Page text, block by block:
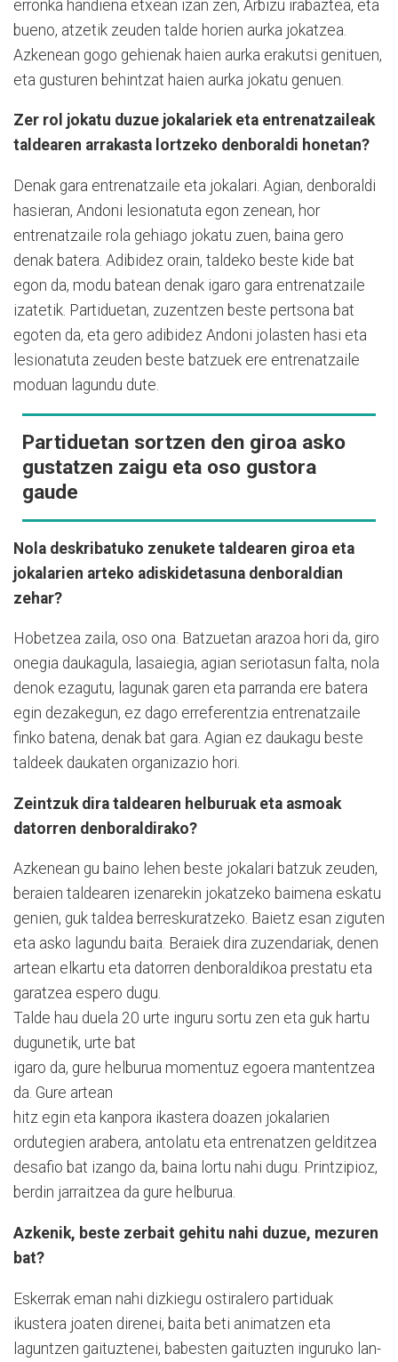
erronka handiena etxean izan zen, Arbizu irabaztea, eta
bueno, atzetik zeuden talde horien aurka jokatzea.
Azkenean gogo gehienak haien aurka erakutsi genituen,
eta gusturen behintzat haien aurka jokatu genuen.
Zer rol jokatu duzue jokalariek eta entrenatzaileak
taldearen arrakasta lortzeko denboraldi honetan?
Denak gara entrenatzaile eta jokalari. Agian, denboraldi
hasieran, Andoni lesionatuta egon zenean, hor
entrenatzaile rola gehiago jokatu zuen, baina gero
denak batera. Adibidez orain, taldeko beste kide bat
egon da, modu batean denak igaro gara entrenatzaile
izatetik. Partiduetan, zuzentzen beste pertsona bat
egoten da, eta gero adibidez Andoni jolasten hasi eta
lesionatuta zeuden beste batzuek ere entrenatzaile
moduan lagundu dute.
Partiduetan sortzen den giroa asko
gustatzen zaigu eta oso gustora
gaude
Nola deskribatuko zenukete taldearen giroa eta
jokalarien arteko adiskidetasuna denboraldian
zehar?
Hobetzea zaila, oso ona. Batzuetan arazoa hori da, giro
onegia daukagula, lasaiegia, agian seriotasun falta, nola
denok ezagutu, lagunak garen eta parranda ere batera
egin dezakegun, ez dago erreferentzia entrenatzaile
finko batena, denak bat gara. Agian ez daukagu beste
taldeek daukaten organizazio hori.
Zeintzuk dira taldearen helburuak eta asmoak
datorren denboraldirako?
Azkenean gu baino lehen beste jokalari batzuk zeuden,
beraien taldearen izenarekin jokatzeko baimena eskatu
genien, guk taldea berreskuratzeko. Baietz esan ziguten
eta asko lagundu baita. Beraiek dira zuzendariak, denen
artean elkartu eta datorren denboraldikoa prestatu eta
garatzea espero dugu.
Talde hau duela 20 urte inguru sortu zen eta guk hartu
dugunetik, urte bat
igaro da, gure helburua momentuz egoera mantentzea
da. Gure artean
hitz egin eta kanpora ikastera doazen jokalarien
ordutegien arabera, antolatu eta entrenatzen gelditzea
desafio bat izango da, baina lortu nahi dugu. Printzipioz,
berdin jarraitzea da gure helburua.
Azkenik, beste zerbait gehitu nahi duzue, mezuren
bat?
Eskerrak eman nahi dizkiegu ostiralero partiduak
ikustera joaten direnei, baita beti animatzen eta
laguntzen gaituztenei, babesten gaituzten inguruko lan-